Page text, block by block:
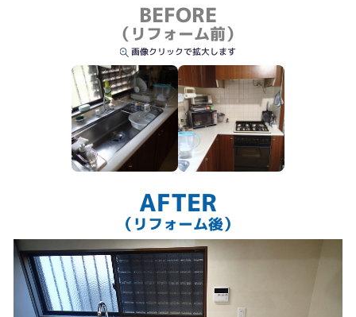
BEFORE
（リフォーム前）
画像クリックで拡大します
AFTER
（リフォーム後）
安全性能、調理性能、清掃性すべて格段にアップしました